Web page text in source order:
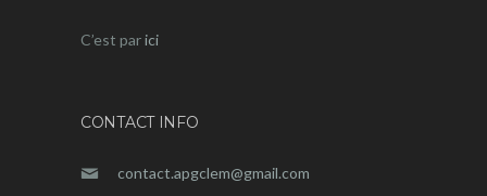
C’est parici
CONTACT INFO
contact.apgclem@gmail.com